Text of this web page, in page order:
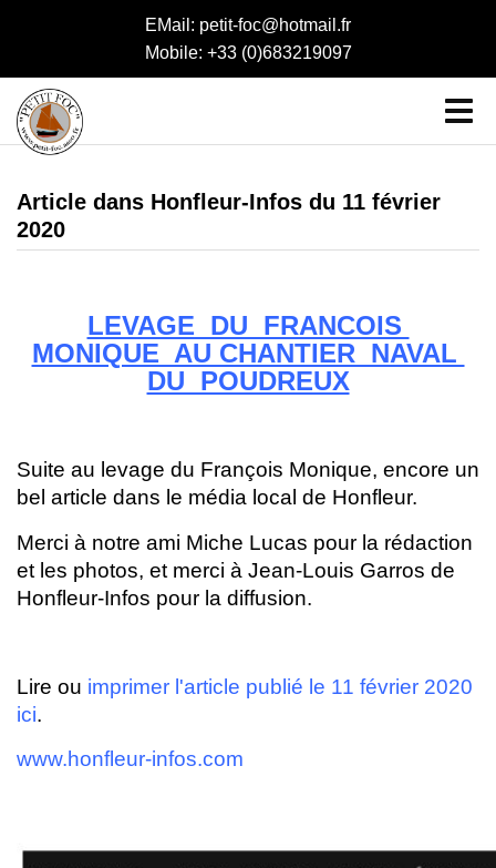
EMail: petit-foc@hotmail.fr
Mobile: +33 (0)683219097
Article dans Honfleur-Infos du 11 février
2020
LEVAGE DU FRANCOIS
MONIQUE AU CHANTIER NAVAL
DU POUDREUX
Suite au levage du François Monique, encore un
bel article dans le média local de Honfleur.
Merci à notre ami Miche Lucas pour la rédaction
et les photos, et merci à Jean-Louis Garros de
Honfleur-Infos pour la diffusion.
Lire ou imprimer l'article publié le 11 février 2020
ici.
www.honfleur-infos.com